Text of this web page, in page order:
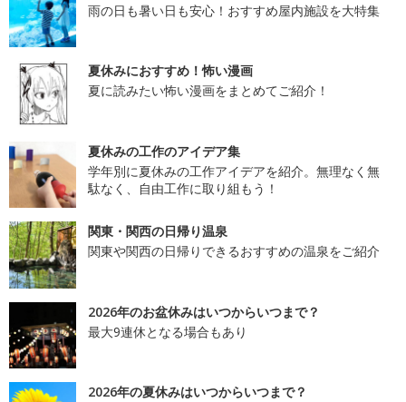
雨の日も暑い日も安心！おすすめ屋内施設を大特集
夏休みにおすすめ！怖い漫画
夏に読みたい怖い漫画をまとめてご紹介！
夏休みの工作のアイデア集
学年別に夏休みの工作アイデアを紹介。無理なく無
駄なく、自由工作に取り組もう！
関東・関西の日帰り温泉
関東や関西の日帰りできるおすすめの温泉をご紹介
2026年のお盆休みはいつからいつまで？
最大9連休となる場合もあり
2026年の夏休みはいつからいつまで？